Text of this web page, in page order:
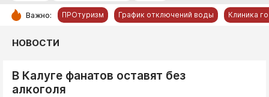
РУБРИКИ
Новости компаний
Важно: ПРОтуризм График отключений воды Клиника
НОВОСТИ
В Калуге фанатов оставят без
алкоголя